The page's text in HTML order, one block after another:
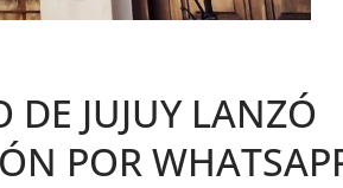
DE JUJUY LANZÓ
POR